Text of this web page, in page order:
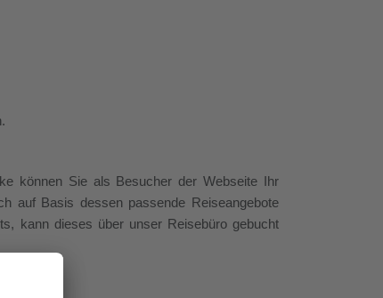
können Sie als Besucher der Webseite Ihr
auf Basis dessen passende Reiseangebote
kann dieses über unser Reisebüro gebucht